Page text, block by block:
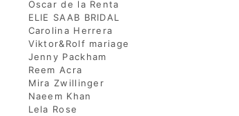
Oscar de la Renta
ELIE SAAB BRIDAL
Carolina Herrera
Viktor&Rolf mariage
Jenny Packham
Reem Acra
Mira Zwillinger
Naeem Khan
Lela Rose